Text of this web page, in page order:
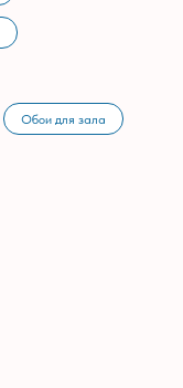
Обои для зала